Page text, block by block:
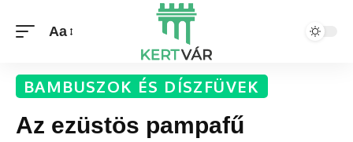
Aa
BAMBUSZOK ÉS DÍSZFÜVEK
Az ezüstös pampafű